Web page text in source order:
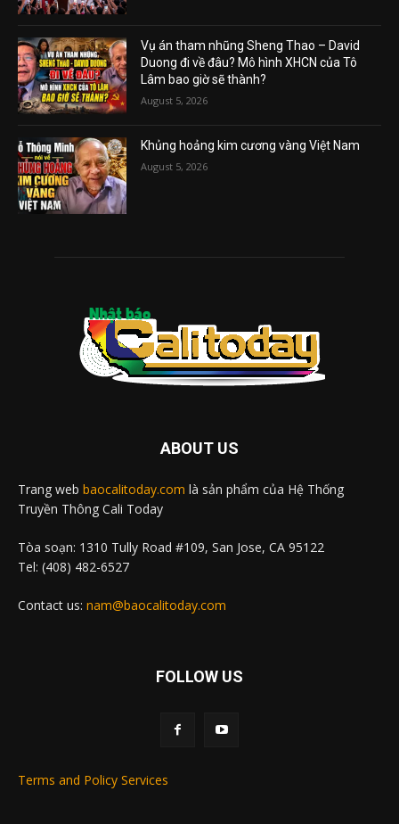
Vụ án tham nhũng Sheng Thao – David
Duong đi về đâu? Mô hình XHCN của Tô
Lâm bao giờ sẽ thành?
August 5, 2026
Khủng hoảng kim cương vàng Việt Nam
August 5, 2026
ABOUT US
Trang web baocalitoday.com là sản phẩm của Hệ Thống
Truyền Thông Cali Today
Tòa soạn: 1310 Tully Road #109, San Jose, CA 95122
Tel: (408) 482-6527
Contact us: nam@baocalitoday.com
FOLLOW US
Terms and Policy Services